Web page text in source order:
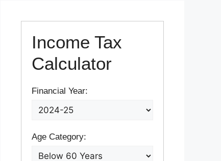
Income Tax
Calculator
Financial Year:
Age Category: